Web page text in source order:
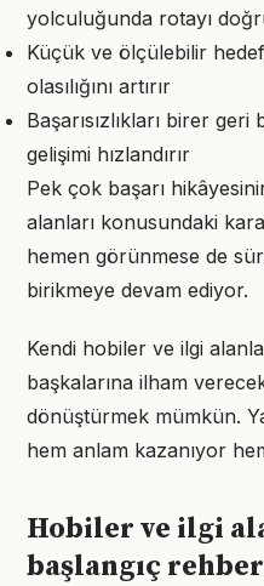
yolculuğunda rotayı
Küçük ve ölçülebilir
olasılığını artırır
Başarısızlıkları birer
gelişimi hızlandırır
Pek çok başarı
alanları konusundaki
hemen görünmese de
birikmeye devam ediyor.
Kendi hobiler ve ilgi
başkalarına ilham
dönüştürmek mümkün.
hem anlam kazanıyor
Hobiler ve ilgi
başlangıç